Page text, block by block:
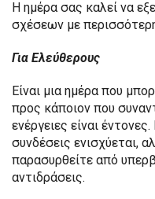
Η ημέρα σας καλεί να
σχέσεων με
Για Ελεύθερους
Είναι μια ημέρα που
προς κάποιον που
ενέργειες είναι
συνδέσεις ενισχύεται,
παρασυρθείτε από
αντιδράσεις.